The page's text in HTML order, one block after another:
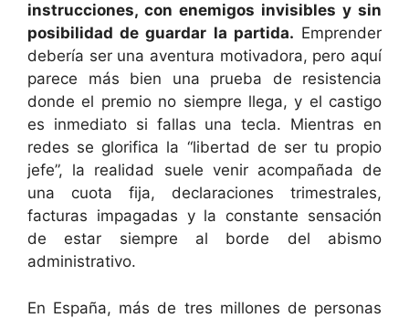
instrucciones, con enemigos invisibles y sin
posibilidad de guardar la partida. Emprender
debería ser una aventura motivadora, pero aquí
parece más bien una prueba de resistencia
donde el premio no siempre llega, y el castigo
es inmediato si fallas una tecla. Mientras en
redes se glorifica la “libertad de ser tu propio
jefe”, la realidad suele venir acompañada de
una cuota fija, declaraciones trimestrales,
facturas impagadas y la constante sensación
de estar siempre al borde del abismo
administrativo.
En España, más de tres millones de personas